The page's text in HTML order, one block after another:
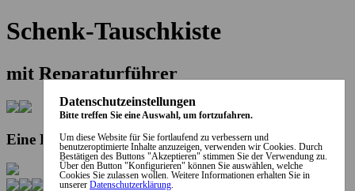
Schenk-Tauschkiste
mit Reparaturführer
Eine Kooperation der Stadt und des Landkreises...
Datenschutzeinstellungen
Bitte treffen Sie eine Auswahl, um fortzufahren.
Um diese Website für Sie fortlaufend zu verbessern und
benutzeroptimierte Inhalte anzuzeigen, verwenden wir Cookies. Durch
Bestätigen des Buttons "Akzeptieren" stimmen Sie der Verwendung zu.
Über den Button "Konfigurieren" können Sie auswählen, welche
Cookies Sie zulassen wollen. Weitere Informationen erhalten Sie in
unserer Datenschutzerklärung.